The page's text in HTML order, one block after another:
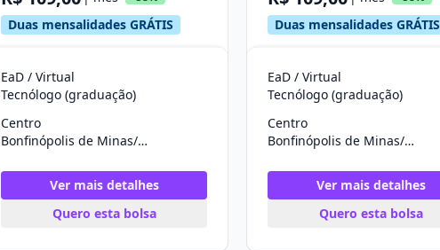
Duas mensalidades GRÁTIS
EaD / Virtual
Tecnólogo (graduação)
Centro
Bonfinópolis de Minas/MG
Ver mais detalhes
Quero esta bolsa
Duas mensalidades GRÁTIS
EaD / Virtual
Tecnólogo (graduação)
Centro
Bonfinópolis de Minas/MG
Ver mais detalhes
Quero esta bolsa